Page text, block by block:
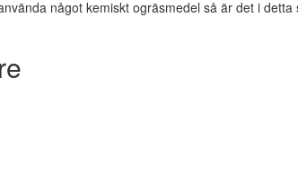
något kemiskt ogräsmedel så är det i